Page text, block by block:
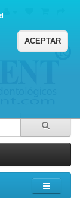
ACEPTAR